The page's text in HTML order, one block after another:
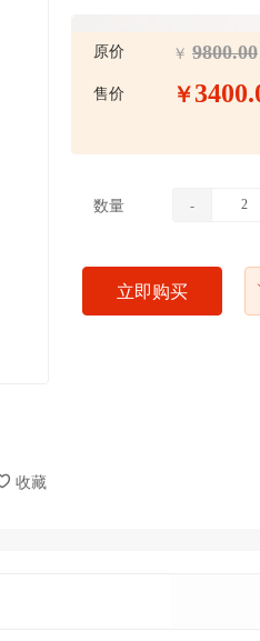
收藏
原价 ￥ 9800.00
售价 ￥
数量 -
立即购买